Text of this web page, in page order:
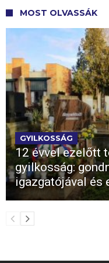
MOST OLVASSÁK
GYILKOSSÁG
12 évvel ezelőtt
gyilkosság:
igazgatójával és